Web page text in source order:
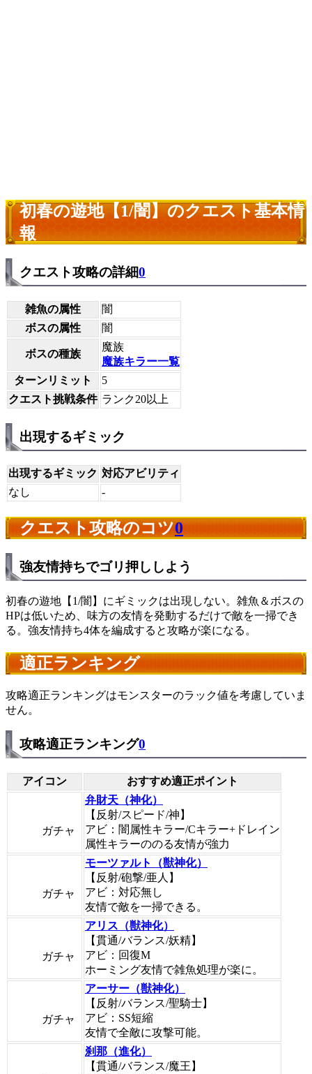
初春の遊地【1/闇】のクエスト基本情
報
クエスト攻略の詳細0
雑魚の属性
闇
ボスの属性
闇
ボスの種族
魔族
魔族キラー一覧
ターンリミット
5
クエスト挑戦条件 ランク20以上
出現するギミック
出現するギミック 対応アビリティ
なし
-
クエスト攻略のコツ0
強友情持ちでゴリ押ししよう
初春の遊地【1/闇】にギミックは出現しない。雑魚＆ボスの
HPは低いため、味方の友情を発動するだけで敵を一掃でき
る。強友情持ち4体を編成すると攻略が楽になる。
適正ランキング
攻略適正ランキングはモンスターのラック値を考慮していま
せん。
攻略適正ランキング0
アイコン おすすめ適正ポイント
ガチャ
弁財天（神化）
【反射/スピード/神】
アビ：闇属性キラー/Cキラー+ドレイン
属性キラーののる友情が強力
ガチャ
モーツァルト（獣神化）
【反射/砲撃/亜人】
アビ：対応無し
友情で敵を一掃できる。
ガチャ
アリス（獣神化）
【貫通/バランス/妖精】
アビ：回復M
ホーミング友情で雑魚処理が楽に。
ガチャ
アーサー（獣神化）
【反射/バランス/聖騎士】
アビ：SS短縮
友情で全敵に攻撃可能。
刹那（進化）
【貫通/バランス/魔王】